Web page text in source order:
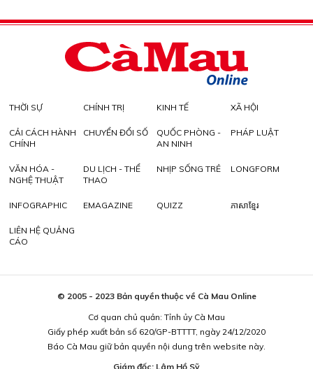
THỜI SỰ CHÍNH TRỊ KINH TẾ XÃ HỘI
CẢI CÁCH HÀNH
CHÍNH
CHUYỂN ĐỔI SỐ
QUỐC PHÒNG -
AN NINH
PHÁP LUẬT
VĂN HÓA -
NGHỆ THUẬT
DU LỊCH - THỂ
THAO
NHỊP SỐNG TRẺ LONGFORM
INFOGRAPHIC EMAGAZINE QUIZZ ភាសាខ្មែរ
LIÊN HỆ QUẢNG
CÁO
© 2005 - 2023 Bản quyền thuộc về Cà Mau Online
Cơ quan chủ quản: Tỉnh ủy Cà Mau
Giấy phép xuất bản số 620/GP-BTTTT, ngày 24/12/2020
Báo Cà Mau giữ bản quyền nội dung trên website này.
Giám đốc: Lâm Hồ Sỹ